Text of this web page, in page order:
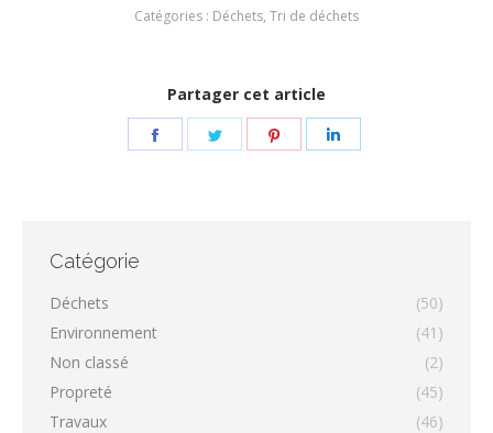
Catégories : Déchets, Tri de déchets
Partager cet article
Partager Partager Partager
Catégorie
Déchets
(50)
Environnement
(41)
Non classé
(2)
Propreté
(45)
Travaux
(46)